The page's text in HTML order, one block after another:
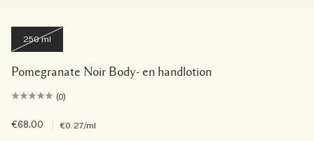
250 ml
Pomegranate Noir Body- en handlotion
(0)
€68.00 €0.27/ml